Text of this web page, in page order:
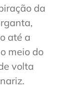
da
até a
meio do
volta